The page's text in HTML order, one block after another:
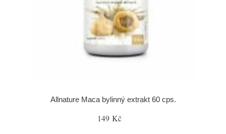
Allnature Maca bylinný extrakt 60 cps.
149 Kč